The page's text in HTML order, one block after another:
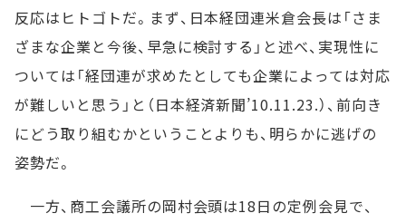
反応はヒトゴトだ。まず、日本経団連米倉会長は「さま
ざまな企業と今後、早急に検討する」と述べ、実現性に
ついては「経団連が求めたとしても企業によっては対応
が難しいと思う」と（日本経済新聞’10.11.23.）、前向き
にどう取り組むかということよりも、明らかに逃げの
姿勢だ。
一方、商工会議所の岡村会頭は18日の定例会見で、